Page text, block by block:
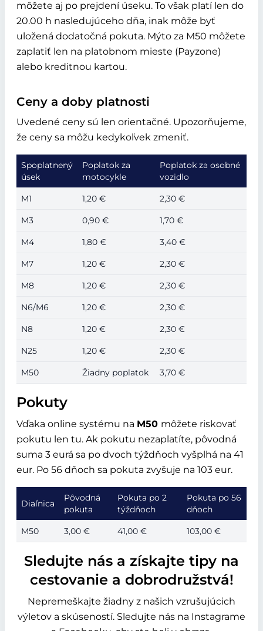
môžete aj po prejdení úseku. To však platí len do
20.00 h nasledujúceho dňa, inak môže byť
uložená dodatočná pokuta. Mýto za M50 môžete
zaplatiť len na platobnom mieste (Payzone)
alebo kreditnou kartou.
Ceny a doby platnosti
Uvedené ceny sú len orientačné. Upozorňujeme,
že ceny sa môžu kedykoľvek zmeniť.
Spoplatnený
úsek
Poplatok za
motocykle
Poplatok za osobné
vozidlo
M1 1,20 € 2,30 €
M3 0,90 € 1,70 €
M4 1,80 € 3,40 €
M7 1,20 € 2,30 €
M8 1,20 € 2,30 €
N6/M6 1,20 € 2,30 €
N8 1,20 € 2,30 €
N25 1,20 € 2,30 €
M50 Žiadny poplatok 3,70 €
Pokuty
Vďaka online systému na M50 môžete riskovať
pokutu len tu. Ak pokutu nezaplatíte, pôvodná
suma 3 eurá sa po dvoch týždňoch vyšplhá na 41
eur. Po 56 dňoch sa pokuta zvyšuje na 103 eur.
Diaľnica
Pôvodná
pokuta
Pokuta po 2
týždňoch
Pokuta po 56
dňoch
M50 3,00 € 41,00 € 103,00 €
Sledujte nás a získajte tipy na
cestovanie a dobrodružstvá!
Nepremeškajte žiadny z našich vzrušujúcich
výletov a skúseností. Sledujte nás na Instagrame